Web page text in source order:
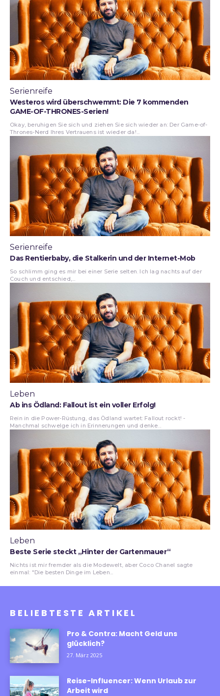
Serienreife
Westeros wird überschwemmt: Die 7 kommenden
GAME-OF-THRONES-Serien!
Okay, beruhigen Sie sich und ziehen Sie sich wieder an: Der Game-of-
Thrones-Nerd Ihres Vertrauens ist wieder da!...
Serienreife
Das Rentierbaby, die Stalkerin und der Internet-Mob
So schlimm ging es mir bei einer Serie selten. Ich lag nachts auf der
Couch und entschied,...
Leben
Ab ins Ödland: Fallout ist ein voller Erfolg!
Rein in die Power-Rüstung, das Ödland wartet: Fallout rockt! -
Manchmal schwelge ich in Erinnerungen und denke...
Leben
Beste Serie steckt „Hinter der Gartenmauer“
Nichts ist mir fremder als die Modewelt, aber Coco Chanel sagte
einmal: "Die besten Dinge im Leben...
BELIEBTESTE ARTIKEL
Pro & Contra: Macht Geld uns
glücklich?
27. März 2025
Reise-Influencer: Wenn Urlaub zur
Arbeit wird